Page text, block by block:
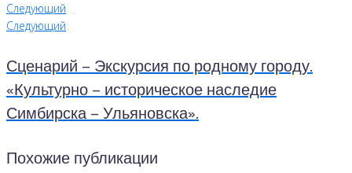
Следующий
Следующий
Сценарий – Экскурсия по родному городу.
«Культурно – историческое наследие
Симбирска – Ульяновска».
Похожие публикации